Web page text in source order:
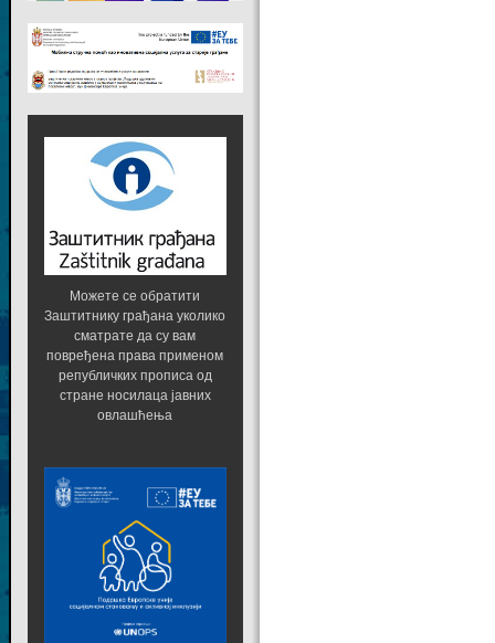
Можете се обратити
Заштитнику грађана уколико
сматрате да су вам
повређена права применом
републичких прописа од
стране носилаца јавних
овлашћења